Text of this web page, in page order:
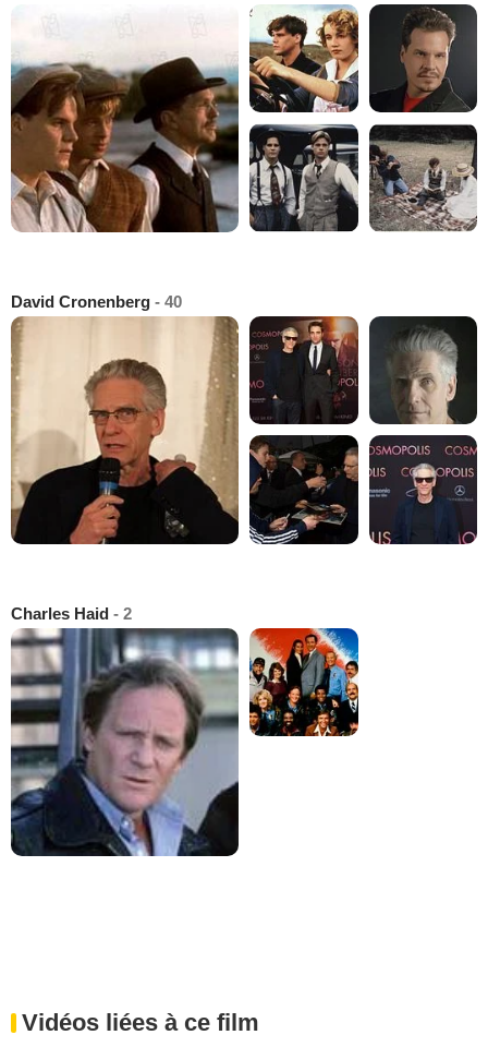
David Cronenberg - 40
Charles Haid - 2
Vidéos liées à ce film